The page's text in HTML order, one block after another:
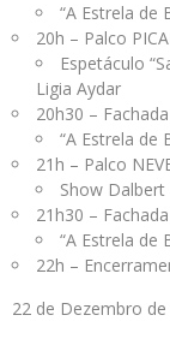
“A Estrela de
20h – Palco
Espetáculo
Ligia Aydar
20h30 –
“A Estrela de
21h – Palco
Show Dalbert
21h30 –
“A Estrela de
22h –
22 de Dezembro